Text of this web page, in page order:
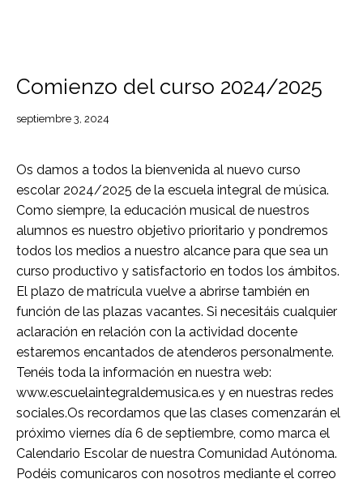
Comienzo del curso 2024/2025
septiembre 3, 2024
Os damos a todos la bienvenida al nuevo curso
escolar 2024/2025 de la escuela integral de música.
Como siempre, la educación musical de nuestros
alumnos es nuestro objetivo prioritario y pondremos
todos los medios a nuestro alcance para que sea un
curso productivo y satisfactorio en todos los ámbitos.
El plazo de matrícula vuelve a abrirse también en
función de las plazas vacantes. Si necesitáis cualquier
aclaración en relación con la actividad docente
estaremos encantados de atenderos personalmente.
Tenéis toda la información en nuestra web:
www.escuelaintegraldemusica.es y en nuestras redes
sociales.Os recordamos que las clases comenzarán el
próximo viernes día 6 de septiembre, como marca el
Calendario Escolar de nuestra Comunidad Autónoma.
Podéis comunicaros con nosotros mediante el correo